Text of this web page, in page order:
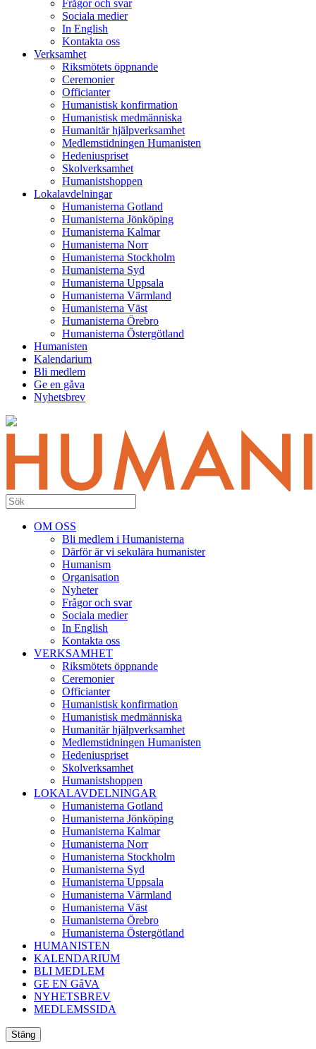
Frågor och svar
Sociala medier
In English
Kontakta oss
Verksamhet
Riksmötets öppnande
Ceremonier
Officianter
Humanistisk konfirmation
Humanistisk medmänniska
Humanitär hjälpverksamhet
Medlemstidningen Humanisten
Hedeniuspriset
Skolverksamhet
Humanistshoppen
Lokalavdelningar
Humanisterna Gotland
Humanisterna Jönköping
Humanisterna Kalmar
Humanisterna Norr
Humanisterna Stockholm
Humanisterna Syd
Humanisterna Uppsala
Humanisterna Värmland
Humanisterna Väst
Humanisterna Örebro
Humanisterna Östergötland
Humanisten
Kalendarium
Bli medlem
Ge en gåva
Nyhetsbrev
OM OSS
Bli medlem i Humanisterna
Därför är vi sekulära humanister
Humanism
Organisation
Nyheter
Frågor och svar
Sociala medier
In English
Kontakta oss
VERKSAMHET
Riksmötets öppnande
Ceremonier
Officianter
Humanistisk konfirmation
Humanistisk medmänniska
Humanitär hjälpverksamhet
Medlemstidningen Humanisten
Hedeniuspriset
Skolverksamhet
Humanistshoppen
LOKALAVDELNINGAR
Humanisterna Gotland
Humanisterna Jönköping
Humanisterna Kalmar
Humanisterna Norr
Humanisterna Stockholm
Humanisterna Syd
Humanisterna Uppsala
Humanisterna Värmland
Humanisterna Väst
Humanisterna Örebro
Humanisterna Östergötland
HUMANISTEN
KALENDARIUM
BLI MEDLEM
GE EN GåVA
NYHETSBREV
MEDLEMSSIDA
Stäng